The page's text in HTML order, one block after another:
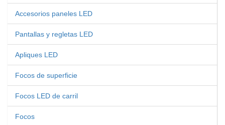
Accesorios paneles LED
Pantallas y regletas LED
Apliques LED
Focos de superficie
Focos LED de carril
Focos